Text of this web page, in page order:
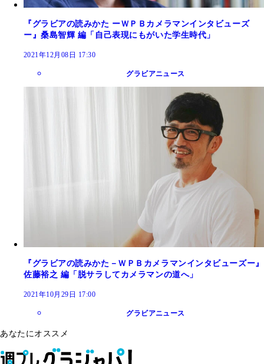
『グラビアの読みかた ーＷＰＢカメラマンインタビューズ
ー』桑島智輝 編「自己表現にもがいた学生時代」
2021年12月08日 17:30
グラビアニュース
『グラビアの読みかた－ＷＰＢカメラマンインタビューズー』
佐藤裕之 編「脱サラしてカメラマンの道へ」
2021年10月29日 17:00
グラビアニュース
あなたにオススメ